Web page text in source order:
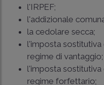
l'IRPEF;
l'addizionale
la cedolare secca;
l'imposta
regime di vantaggio;
l'imposta
regime forfettario;